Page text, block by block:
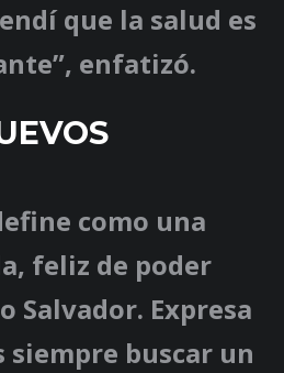
que la salud es
enfatizó.
como una
feliz de poder
Salvador. Expresa
siempre buscar un